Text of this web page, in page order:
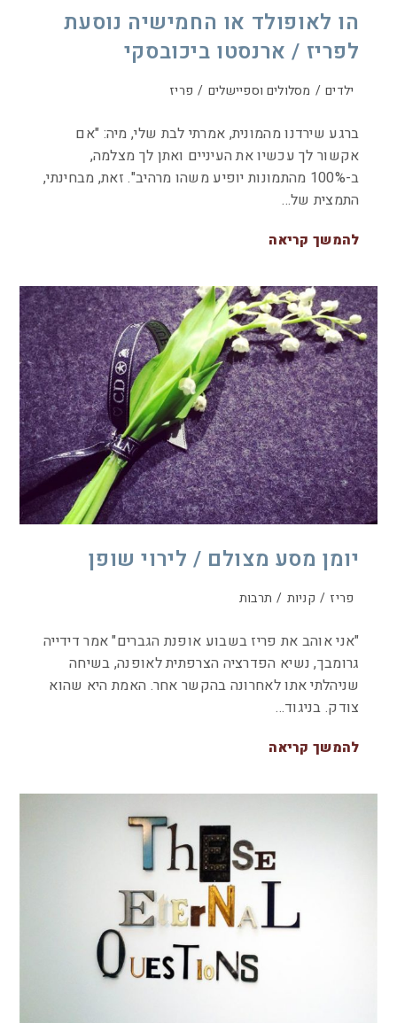
הו לאופולד או החמישיה נוסעת
לפריז / ארנסטו ביכובסקי
ילדים / מסלולים וספיישלים / פריז
ברגע שירדנו מהמונית, אמרתי לבת שלי, מיה: "אם
אקשור לך עכשיו את העיניים ואתן לך מצלמה,
ב-100% מהתמונות יופיע משהו מרהיב". זאת, מבחינתי,
התמצית של…
להמשך קריאה
יומן מסע מצולם / לירוי שופן
פריז / קניות / תרבות
"אני אוהב את פריז בשבוע אופנת הגברים" אמר דידייה
גרומבך, נשיא הפדרציה הצרפתית לאופנה, בשיחה
שניהלתי אתו לאחרונה בהקשר אחר. האמת היא שהוא
צודק. בניגוד…
להמשך קריאה